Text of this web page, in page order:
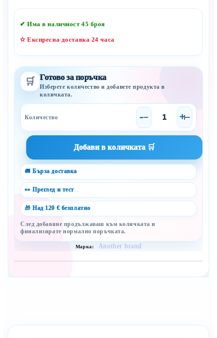
✔ Има в наличност45 броя
✫ Експресна доставка 24 часа
🛒 Готово за поръчка
Изберете количество и добавете продукта в
количката.
- +
🚚 Бърза доставка
👀 Преглед и тест
🎁 Над 120 € безплатно
След добавяне продължаваш към количката и
финализирате нормално поръчката.
Марка: Another brand